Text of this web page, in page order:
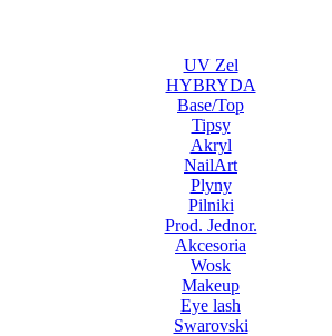
UV Zel
HYBRYDA
Base/Top
Tipsy
Akryl
NailArt
Plyny
Pilniki
Prod. Jednor.
Akcesoria
Wosk
Makeup
Eye lash
Swarovski